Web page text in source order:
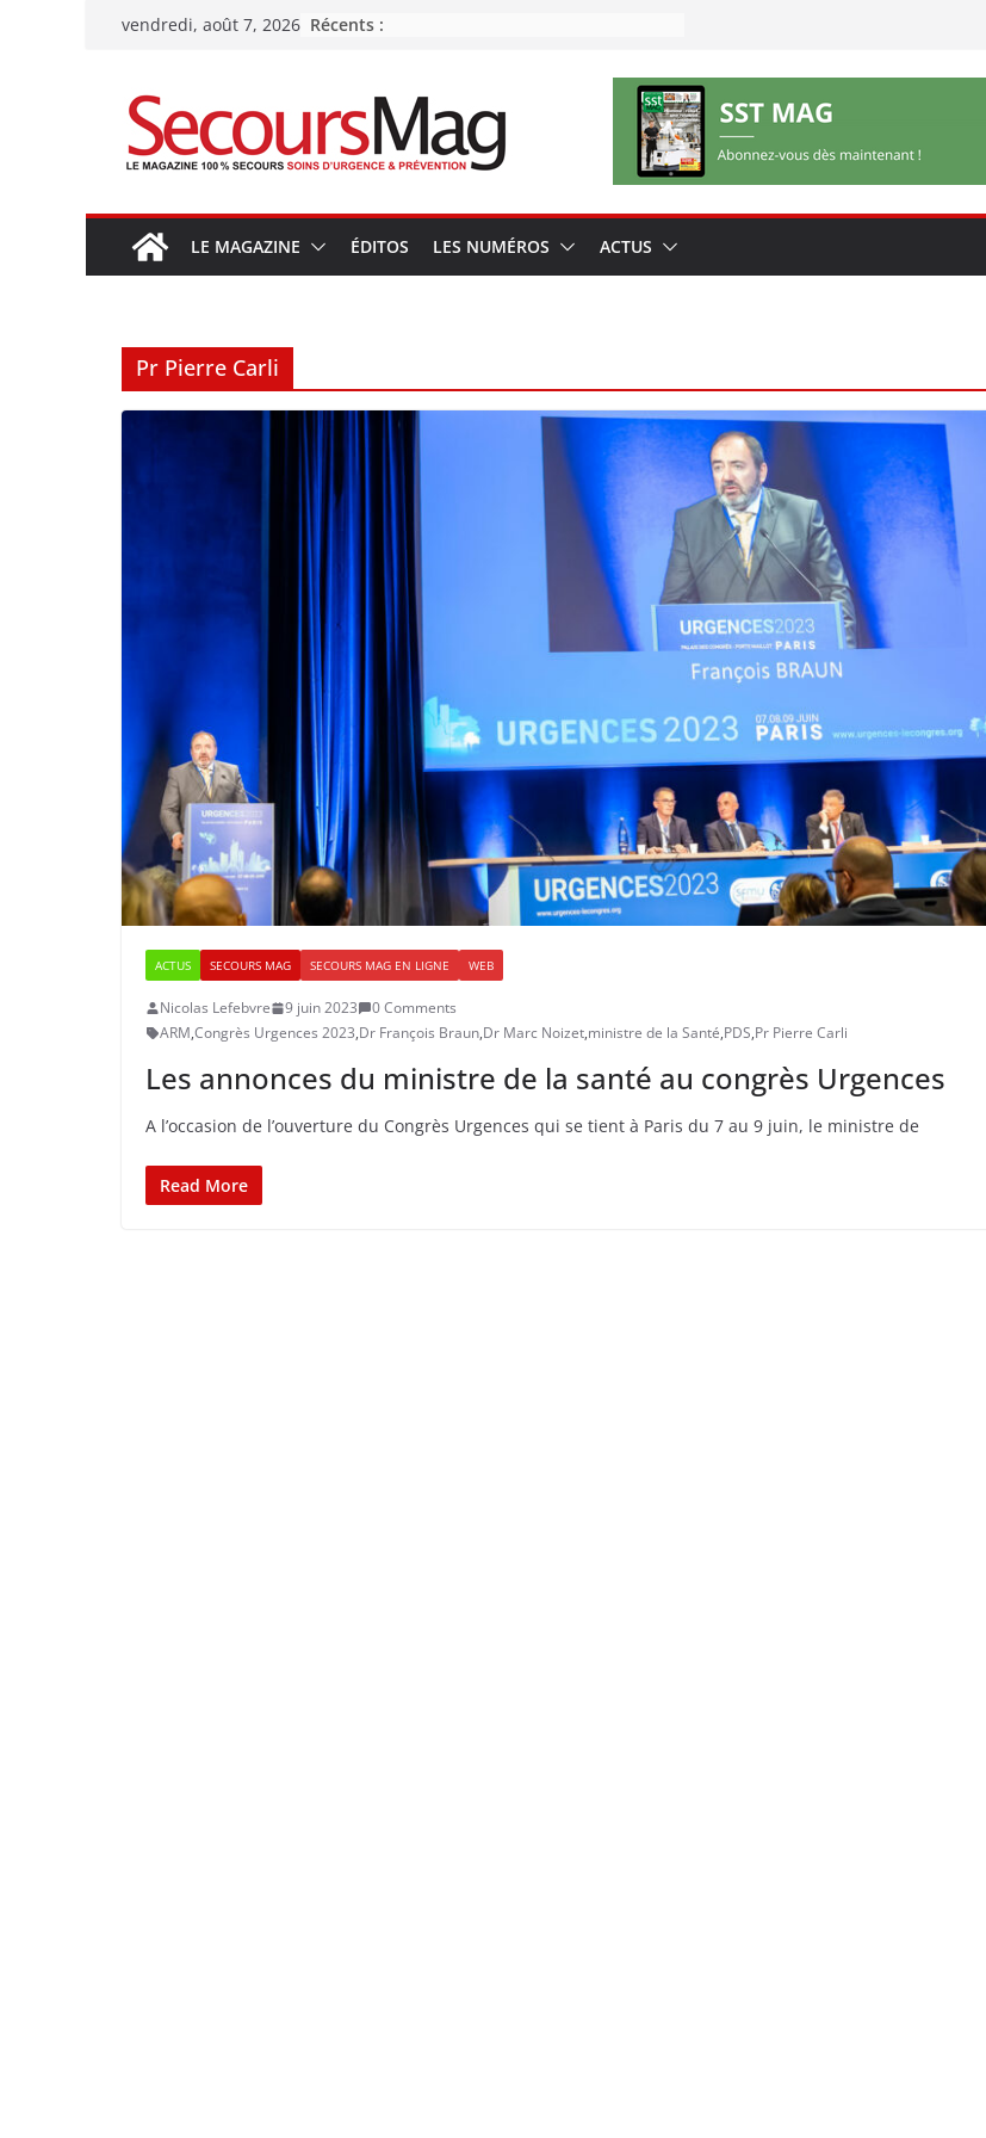
Passervendredi, août 7, 2026 Récents :
LE MAGAZINE ÉDITOS LES NUMÉROS ACTUS
Pr Pierre Carli
ACTUS SECOURS MAG SECOURS MAG EN LIGNE WEB
Nicolas Lefebvre 9 juin 2023
0 Comments
ARM,Congrès Urgences 2023,Dr François Braun,Dr Marc Noizet,ministre de la Santé,PDS,Pr Pierre Carli
Les annonces du ministre de la santé au congrès Urgences
A l’occasion de l’ouverture du Congrès Urgences qui se tient à Paris du 7 au 9 juin, le ministre de
Read More